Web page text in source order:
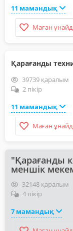
11 мамандық
Маған
Қарағанды
39739 қаралым
2 пікір
11 мамандық
Маған
"Қарағанды
меншік
32148 қаралым
4 пікір
7 мамандық